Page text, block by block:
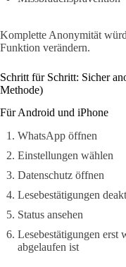
Komplette Anonymität
Funktion verändern.
Schritt für Schritt: Sicher
Methode)
Für Android und iPhone
WhatsApp öffnen
Einstellungen wählen
Datenschutz öffnen
Lesebestätigungen
Status ansehen
Lesebestätigungen erst
abgelaufen ist